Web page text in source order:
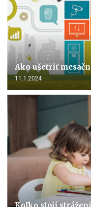
Ako ušetriť
11.1.2024
Koľko stojí